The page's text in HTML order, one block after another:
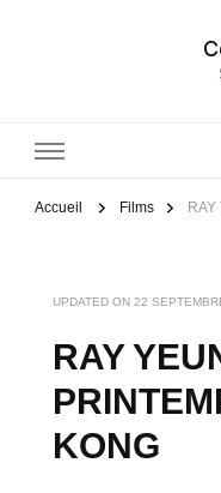
Accueil Films
UPDATED ON 22
RAY
KONG